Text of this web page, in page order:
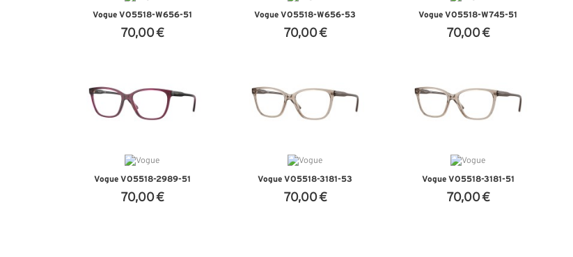
Vogue VO5518-W656-51
70,00 €
Vogue VO5518-W656-53
70,00 €
Vogue VO5518-W745-51
70,00 €
Vogue VO5518-2989-51
70,00 €
Vogue VO5518-3181-53
70,00 €
Vogue VO5518-3181-51
70,00 €